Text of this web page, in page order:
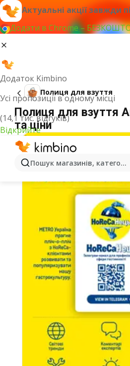
Актуальні акції завжди
Додати в Chrome –
Додаток Kimbino
Усі пропозиції в одному місці
(14,1 тис. відгуків)
Відкрийте
Пошук магазинів,
Полиця для взуття
Полиця для взуття
та ціни